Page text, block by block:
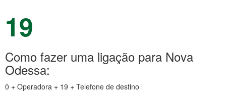
19
Como fazer uma ligação para Nova
Odessa:
0 + Operadora + 19 + Telefone de destino